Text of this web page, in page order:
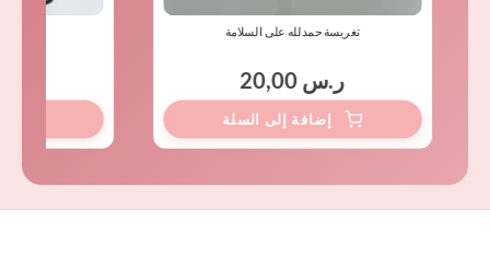
تغريسة حمدلله على السلامة
ر.س